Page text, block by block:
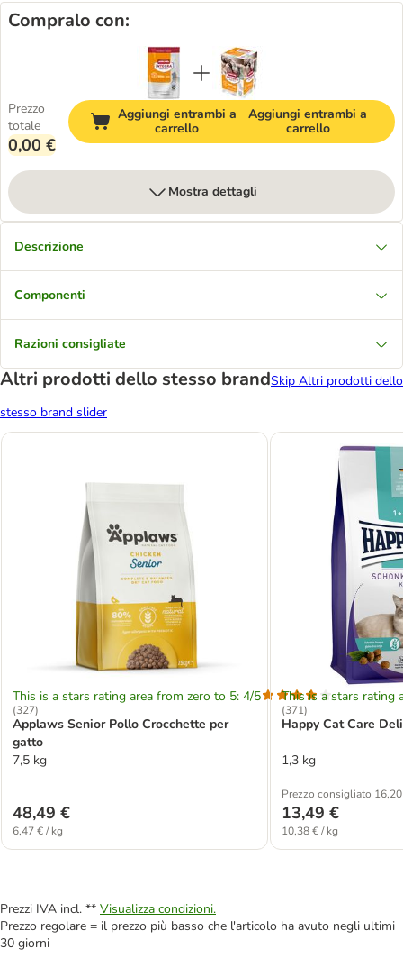
Compralo con:
Prezzo
totale
0,00 €
Aggiungi entrambi a
carrello
Aggiungi entrambi a
carrello
Mostra dettagli
Descrizione
Componenti
Razioni consigliate
Altri prodotti dello stesso brandSkip Altri prodotti dello
stesso brand slider
This is a stars rating area from zero to 5: 4/5
(327)
Applaws Senior Pollo Crocchette per
gatto
7,5 kg
48,49 €
6,47 € / kg
This is a stars rating
(371)
Happy Cat Care
1,3 kg
Prezzo consigliato
13,49 €
10,38 € / kg
Prezzi IVA incl. ** Visualizza condizioni.
Prezzo regolare = il prezzo più basso che l'articolo ha avuto negli ultimi
30 giorni